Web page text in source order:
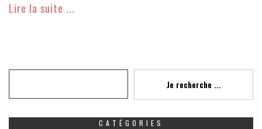
Lire la suite ...
Je recherche ...
CATÉGORIES